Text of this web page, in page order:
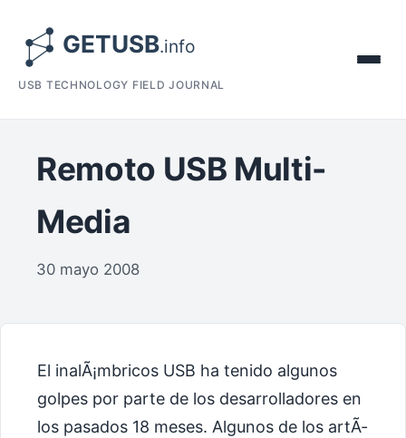
USB TECHNOLOGY FIELD JOURNAL
Remoto USB Multi-
Media
30 mayo 2008
El inalÃ¡mbricos USB ha tenido algunos
golpes por parte de los desarrolladores en
los pasados 18 meses. Algunos de los artÃ­